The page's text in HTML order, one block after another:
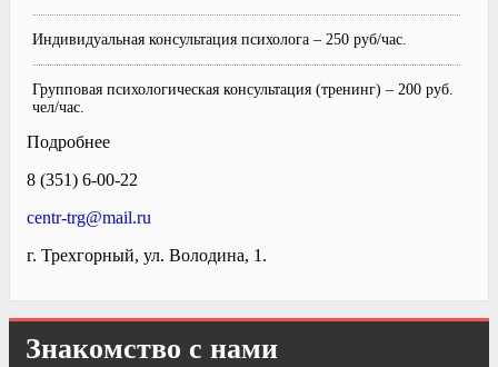
Индивидуальная консультация психолога – 250 руб/час.
Групповая психологическая консультация (тренинг) – 200 руб.
чел/час.
Подробнее
8 (351) 6-00-22
centr-trg@mail.ru
г. Трехгорный, ул. Володина, 1.
Знакомство с нами